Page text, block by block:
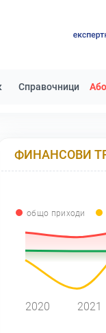
Справочници
ФИНАНСОВИ
общо приходи
2020 2021